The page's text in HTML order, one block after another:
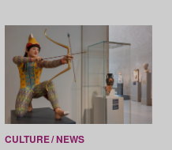
CULTURE NEWS